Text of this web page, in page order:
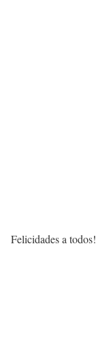
Felicidades a todos!